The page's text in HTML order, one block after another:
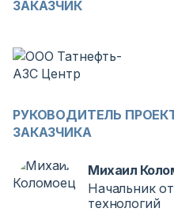
ЗАКАЗЧИК
РУКОВОДИТЕЛЬ
ЗАКАЗЧИКА
Михаил
Начальник
технологий